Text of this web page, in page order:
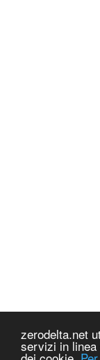
zerodelta.net
servizi in linea